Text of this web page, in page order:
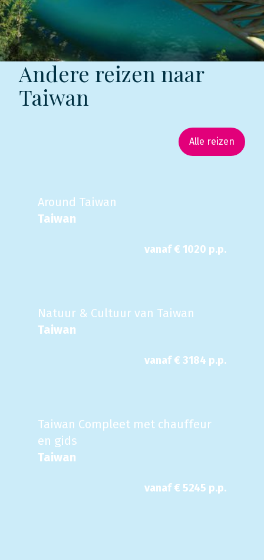
Andere reizen naar
Taiwan
Alle reizen
Around Taiwan
Taiwan
vanaf € 1020 p.p.
Natuur & Cultuur van Taiwan
Taiwan
vanaf € 3184 p.p.
Taiwan Compleet met chauffeur
en gids
Taiwan
vanaf € 5245 p.p.